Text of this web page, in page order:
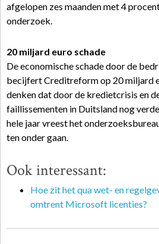
afgelopen zes maanden met 4
onderzoek.
20 miljard euro schade
De economische schade door de
becijfert Creditreform op 20 miljard
denken dat door de kredietcrisis en
faillissementen in Duitsland nog
hele jaar vreest het
ten onder gaan.
Ook interessant:
Hoe zit het qua wet- en
omtrent Microsoft licenties?